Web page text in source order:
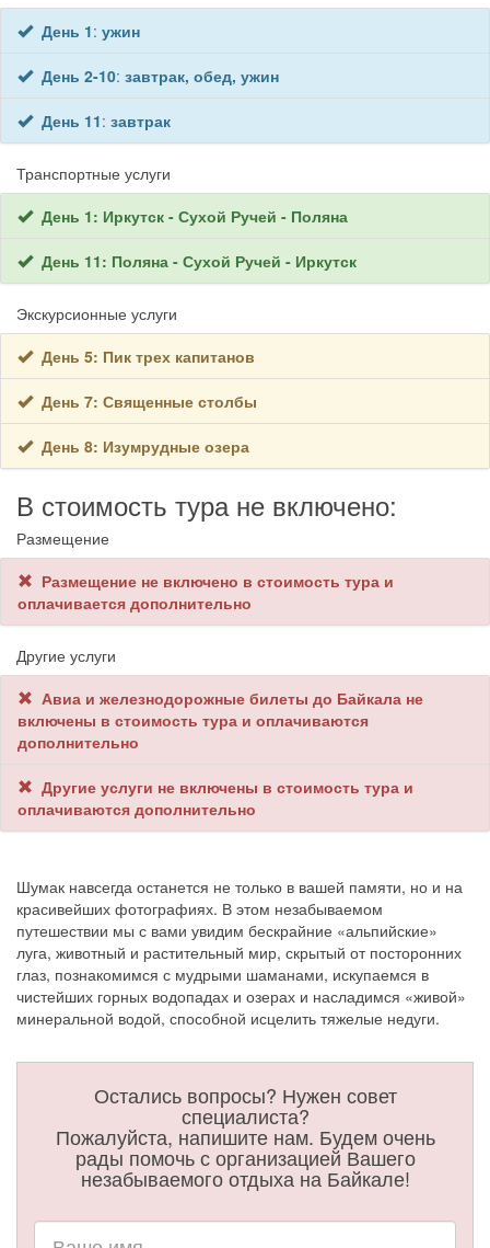
День 1: ужин
День 2-10: завтрак, обед, ужин
День 11: завтрак
Транспортные услуги
День 1: Иркутск - Сухой Ручей - Поляна
День 11: Поляна - Сухой Ручей - Иркутск
Экскурсионные услуги
День 5: Пик трех капитанов
День 7: Священные столбы
День 8: Изумрудные озера
В стоимость тура не включено:
Размещение
Размещение не включено в стоимость тура и
оплачивается дополнительно
Другие услуги
Авиа и железнодорожные билеты до Байкала не
включены в стоимость тура и оплачиваются
дополнительно
Другие услуги не включены в стоимость тура и
оплачиваются дополнительно
Шумак навсегда останется не только в вашей памяти, но и на
красивейших фотографиях. В этом незабываемом
путешествии мы с вами увидим бескрайние «альпийские»
луга, животный и растительный мир, скрытый от посторонних
глаз, познакомимся с мудрыми шаманами, искупаемся в
чистейших горных водопадах и озерах и насладимся «живой»
минеральной водой, способной исцелить тяжелые недуги.
Остались вопросы? Нужен совет
специалиста?
Пожалуйста, напишите нам. Будем очень
рады помочь с организацией Вашего
незабываемого отдыха на Байкале!